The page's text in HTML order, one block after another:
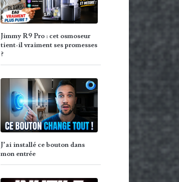
Jimmy R9 Pro : cet osmoseur
tient-il vraiment ses promesses
?
J’ai installé ce bouton dans
mon entrée